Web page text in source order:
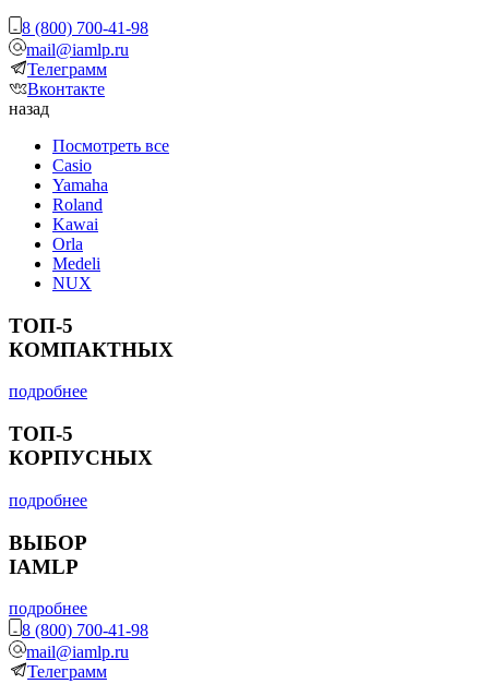
8 (800) 700-41-98
mail@iamlp.ru
Телеграмм
Вконтакте
назад
Посмотреть все
Casio
Yamaha
Roland
Kawai
Orla
Medeli
NUX
ТОП-5
КОМПАКТНЫХ
подробнее
ТОП-5
КОРПУСНЫХ
подробнее
ВЫБОР
IAMLP
подробнее
8 (800) 700-41-98
mail@iamlp.ru
Телеграмм